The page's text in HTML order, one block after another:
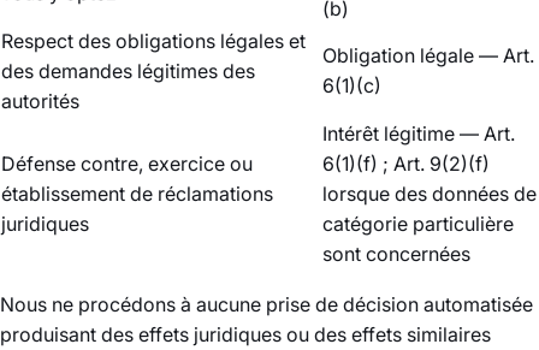
(b)
Respect des obligations légales et
des demandes légitimes des
autorités
Obligation légale — Art.
6(1)(c)
Défense contre, exercice ou
établissement de réclamations
juridiques
Intérêt légitime — Art.
6(1)(f) ; Art. 9(2)(f)
lorsque des données de
catégorie particulière
sont concernées
Nous ne procédons à aucune prise de décision automatisée
produisant des effets juridiques ou des effets similaires